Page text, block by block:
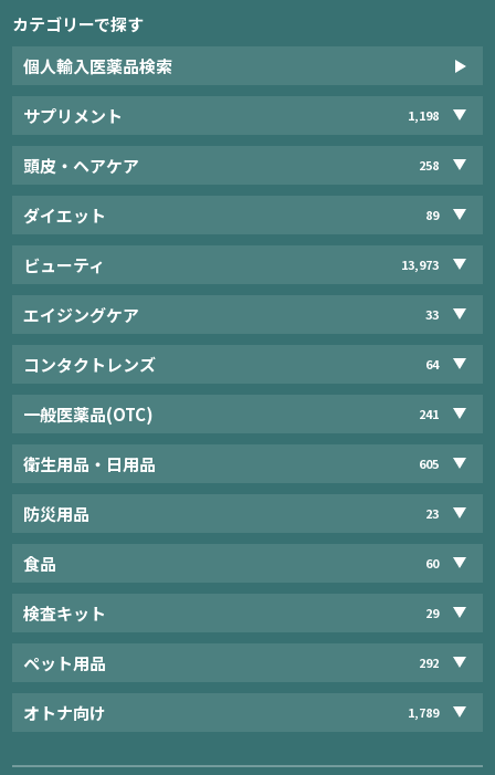
カテゴリーで探す
個人輸入医薬品検索
サプリメント 1,198
頭皮・ヘアケア 258
ダイエット 89
ビューティ 13,973
エイジングケア 33
コンタクトレンズ 64
一般医薬品(OTC) 241
衛生用品・日用品 605
防災用品 23
食品 60
検査キット 29
ペット用品 292
オトナ向け 1,789